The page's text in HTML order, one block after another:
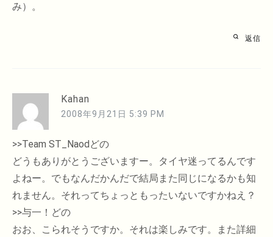
み）。
返信
Kahan
2008年9月21日 5:39 PM
>>Team ST_Naodどの
どうもありがとうございますー。タイヤ迷ってるんです
よねー。でもなんだかんだで結局また同じになるかも知
れません。それってちょっともったいないですかねえ？
>>与一！どの
おお、こられそうですか。それは楽しみです。また詳細